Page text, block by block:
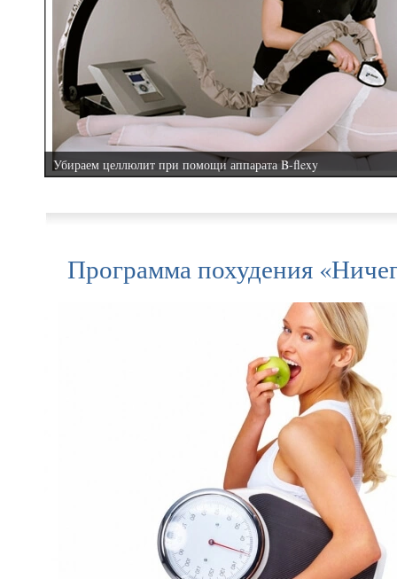
Убираем целлюлит при помощи аппарата B-flexy
Программа похудения